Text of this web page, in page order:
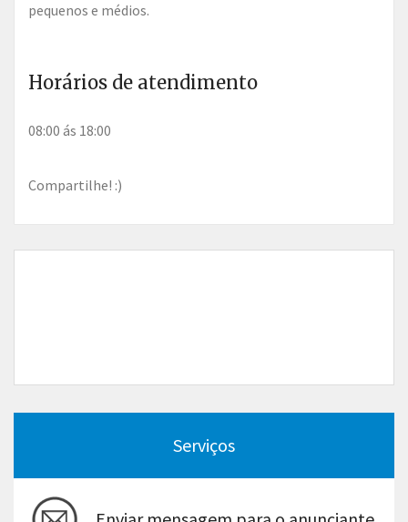
pequenos e médios.
Horários de atendimento
08:00 ás 18:00
Compartilhe! :)
Serviços